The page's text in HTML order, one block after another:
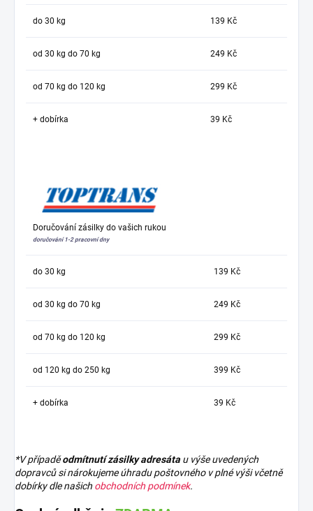
do 30 kg 139 Kč
od 30 kg do 70 kg 249 Kč
od 70 kg do 120 kg 299 Kč
+ dobírka 39 Kč
Doručování zásilky do vašich rukou
doručování 1-2 pracovní dny
do 30 kg 139 Kč
od 30 kg do 70 kg 249 Kč
od 70 kg do 120 kg 299 Kč
od 120 kg do 250 kg 399 Kč
+ dobírka 39 Kč
*V případěodmítnutí zásilky adresáta u výše uvedených
dopravců si nárokujeme úhradu poštovného v plné výši včetně
dobírky dle našich obchodních podmínek.